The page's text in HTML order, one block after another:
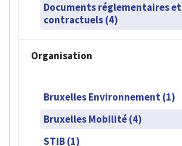
Documents réglementaires et
contractuels (4)
Organisation
Bruxelles Environnement (1)
Bruxelles Mobilité (4)
STIB (1)